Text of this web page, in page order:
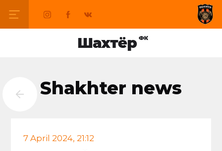
Shakhter news
7 April 2024, 21:12